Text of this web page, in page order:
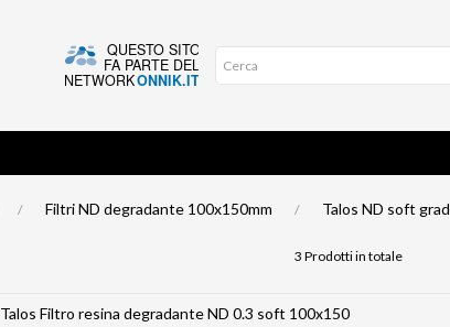
Filtri ND degradante 100x150mm Talos ND soft grad
3 Prodotti in totale
Talos Filtro resina degradante ND 0.3 soft 100x150